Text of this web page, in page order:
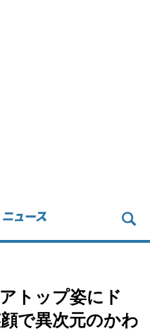
トップ姿にド
で異次元のかわ